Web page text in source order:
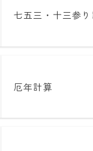
七五三・十三参り
厄年計算